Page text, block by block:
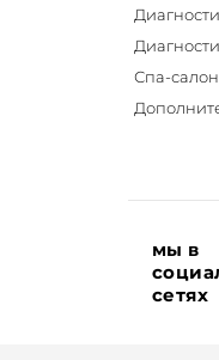
Спа-
мы в
сетях